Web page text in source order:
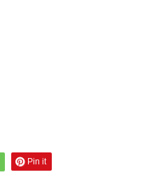
Pin it